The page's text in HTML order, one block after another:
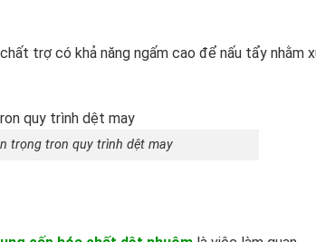
trợ có khả năng ngấm cao để nấu tẩy nhằm
trọng tron quy trình dệt may